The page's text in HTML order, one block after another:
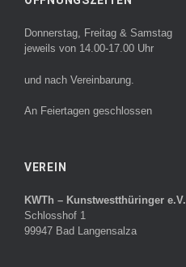
Donnerstag, Freitag & Samstag
jeweils von 14.00-17.00 Uhr
und nach Vereinbarung.
An Feiertagen geschlossen
VEREIN
KWTh – Kunstwestthüringer e.V.
Schlosshof 1
99947 Bad Langensalza